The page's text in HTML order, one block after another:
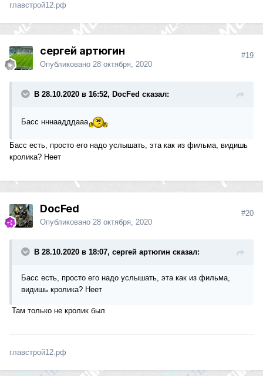
главстрой12.рф
сергей артюгин
Опубликовано 28 октября, 2020
#19
В 28.10.2020 в 16:52, DocFed сказал:
Басс нннаадддааа
Басс есть, просто его надо услышать, эта как из фильма, видишь
кролика? Неет
DocFed
Опубликовано 28 октября, 2020
#20
В 28.10.2020 в 18:07, сергей артюгин сказал:
Басс есть, просто его надо услышать, эта как из фильма,
видишь кролика? Неет
Там только не кролик был
главстрой12.рф